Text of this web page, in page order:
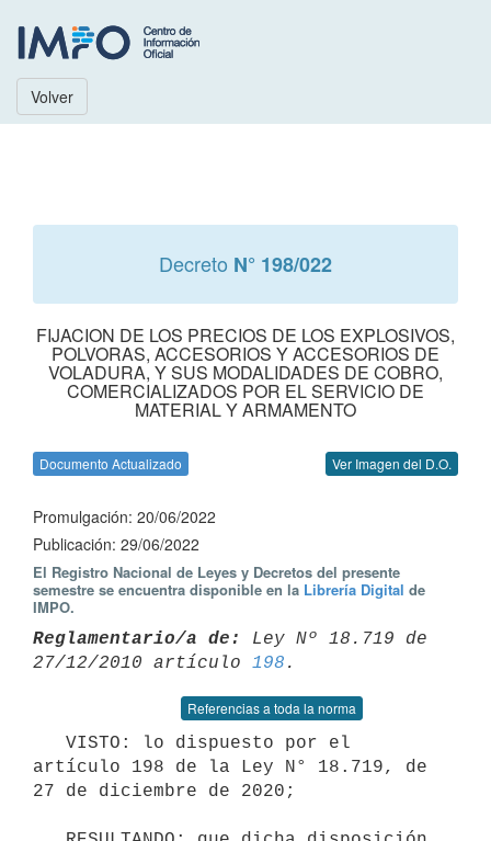
Volver
Decreto N° 198/022
FIJACION DE LOS PRECIOS DE LOS EXPLOSIVOS,
POLVORAS, ACCESORIOS Y ACCESORIOS DE
VOLADURA, Y SUS MODALIDADES DE COBRO,
COMERCIALIZADOS POR EL SERVICIO DE
MATERIAL Y ARMAMENTO
Documento Actualizado Ver Imagen del D.O.
Promulgación: 20/06/2022
Publicación: 29/06/2022
El Registro Nacional de Leyes y Decretos del presente
semestre se encuentra disponible en la Librería Digital de
IMPO.
Reglamentario/a de:
Ley Nº 18.719 de
27/12/2010 artículo 198
Referencias a toda la norma
artículo 198 de la Ley N° 18.719, de
27 de diciembre de 2020;